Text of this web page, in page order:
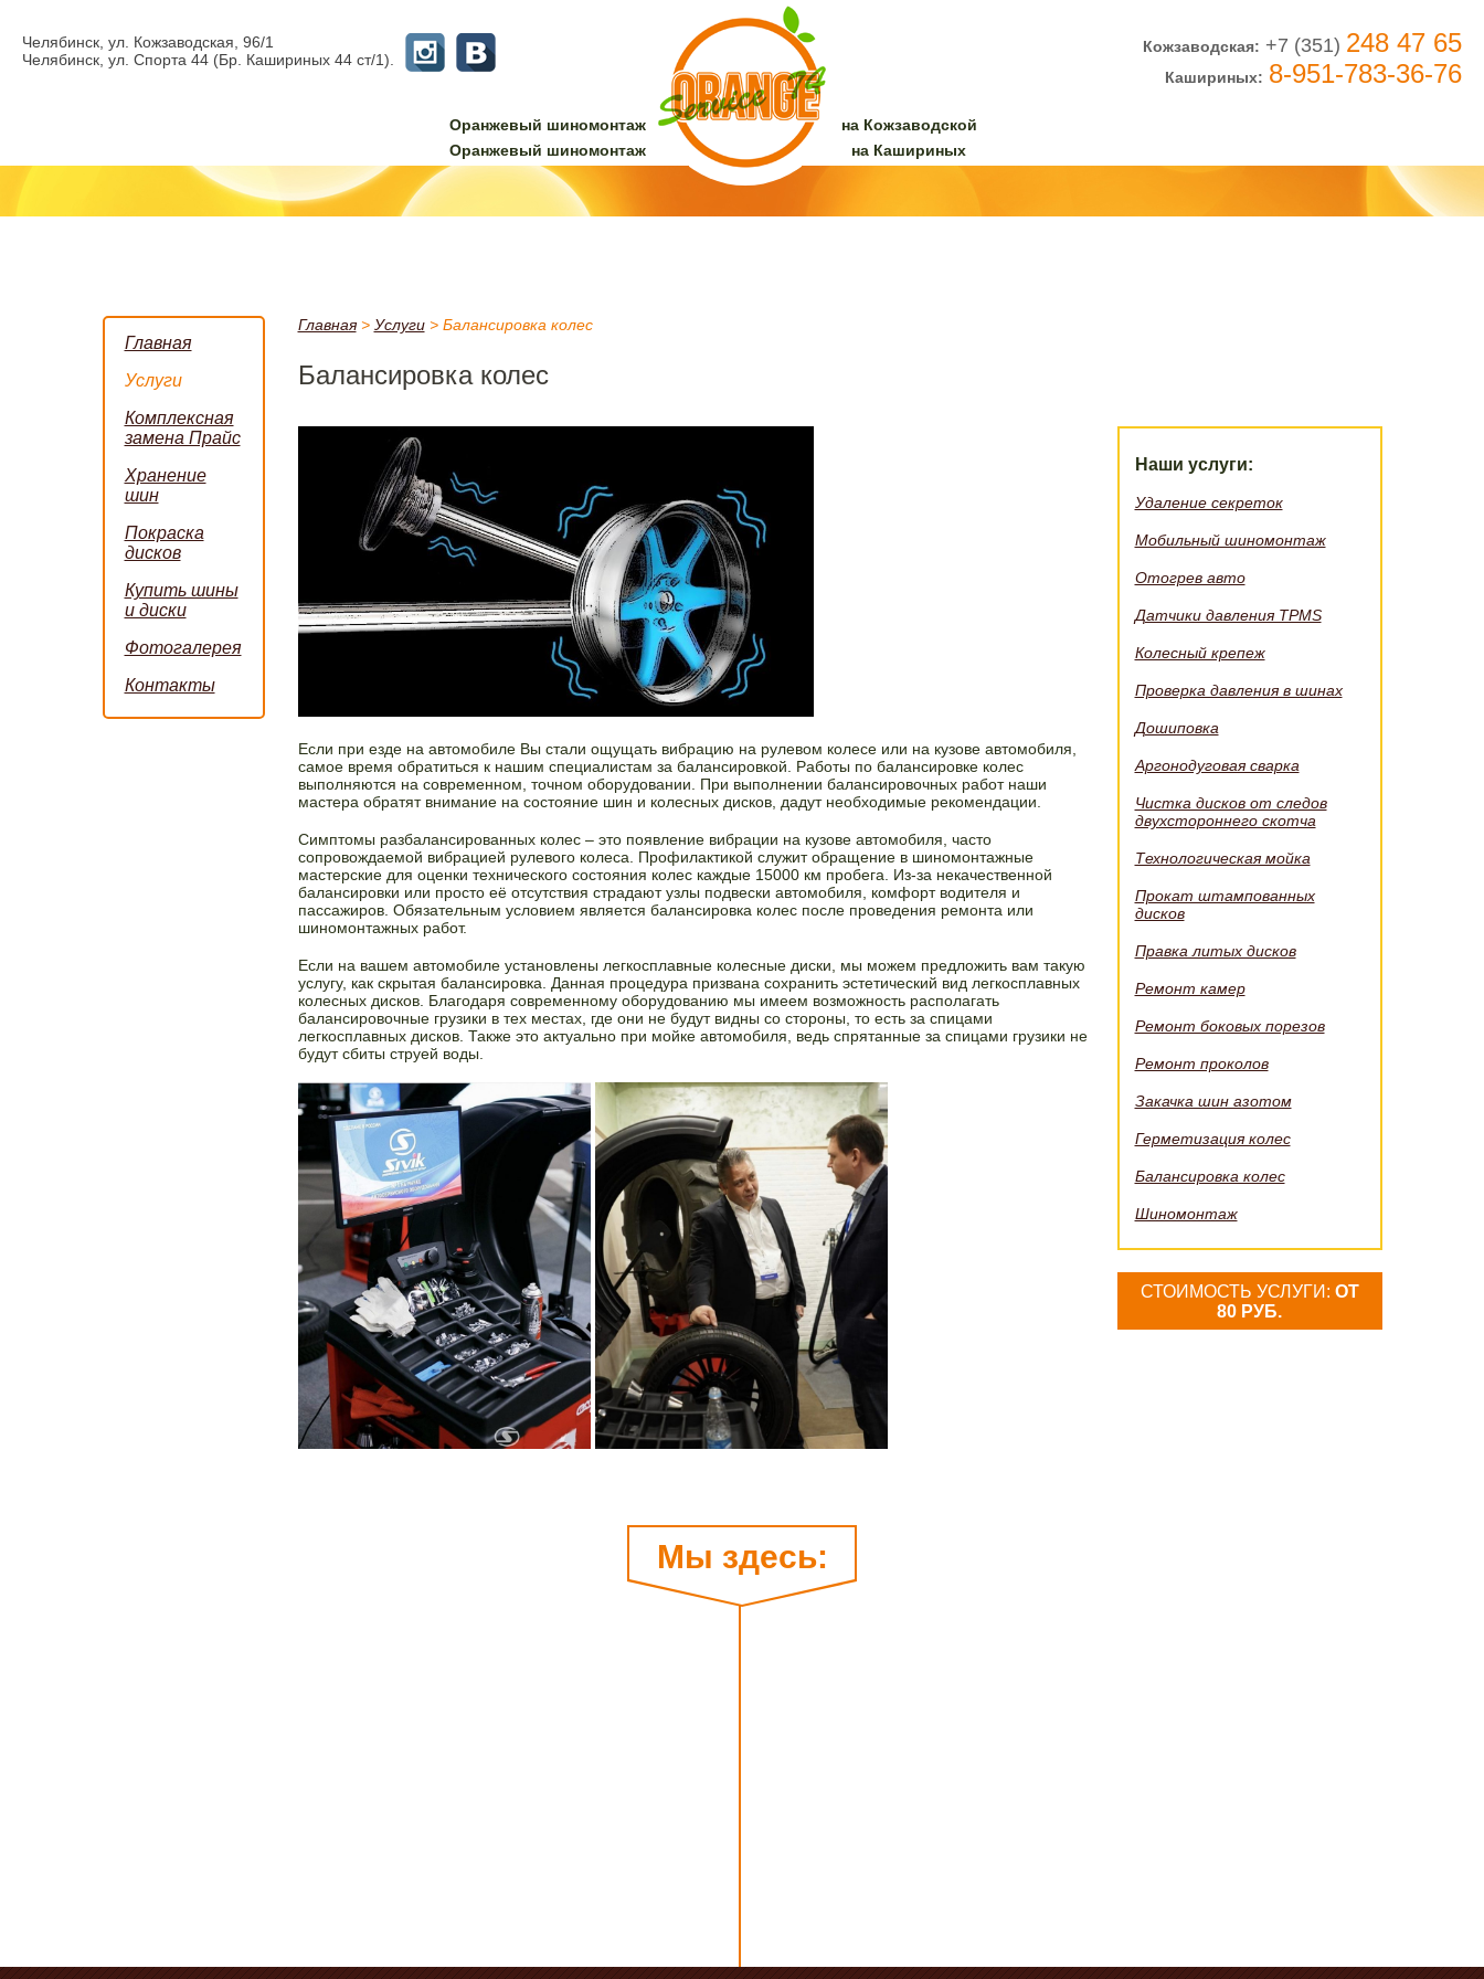
Челябинск, ул. Кожзаводская, 96/1
Челябинск, ул. Спорта 44 (Бр. Кашириных 44 ст/1).
Оранжевый шиномонтаж
Оранжевый шиномонтаж
на Кожзаводской
на Кашириных
Кожзаводская: +7 (351) 248 47 65
Кашириных: 8-951-783-36-76
Главная
Услуги
Комплексная
замена Прайс
Хранение
шин
Покраска
дисков
Купить шины
и диски
Фотогалерея
Контакты
Главная> Услуги> Балансировка колес
Балансировка колес
Наши услуги:
Удаление секреток
Мобильный шиномонтаж
Отогрев авто
Датчики давления TPMS
Колесный крепеж
Проверка давления в шинах
Дошиповка
Аргонодуговая сварка
Чистка дисков от следов
двухстороннего скотча
Технологическая мойка
Прокат штампованных
дисков
Правка литых дисков
Ремонт камер
Ремонт боковых порезов
Ремонт проколов
Закачка шин азотом
Герметизация колес
Балансировка колес
Шиномонтаж
СТОИМОСТЬ УСЛУГИ: ОТ
80 РУБ.
Если при езде на автомобиле Вы стали ощущать вибрацию на рулевом колесе или на кузове автомобиля,
самое время обратиться к нашим специалистам за балансировкой. Работы по балансировке колес
выполняются на современном, точном оборудовании. При выполнении балансировочных работ наши
мастера обратят внимание на состояние шин и колесных дисков, дадут необходимые рекомендации.
Симптомы разбалансированных колес – это появление вибрации на кузове автомобиля, часто
сопровождаемой вибрацией рулевого колеса. Профилактикой служит обращение в шиномонтажные
мастерские для оценки технического состояния колес каждые 15000 км пробега. Из-за некачественной
балансировки или просто её отсутствия страдают узлы подвески автомобиля, комфорт водителя и
пассажиров. Обязательным условием является балансировка колес после проведения ремонта или
шиномонтажных работ.
Если на вашем автомобиле установлены легкосплавные колесные диски, мы можем предложить вам такую
услугу, как скрытая балансировка. Данная процедура призвана сохранить эстетический вид легкосплавных
колесных дисков. Благодаря современному оборудованию мы имеем возможность располагать
балансировочные грузики в тех местах, где они не будут видны со стороны, то есть за спицами
легкосплавных дисков. Также это актуально при мойке автомобиля, ведь спрятанные за спицами грузики не
будут сбиты струей воды.
Мы здесь: